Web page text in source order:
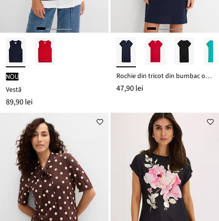
nou
Vestă
89,90 lei
Rochie din tricot din bumbac organic 100%
47,90 lei